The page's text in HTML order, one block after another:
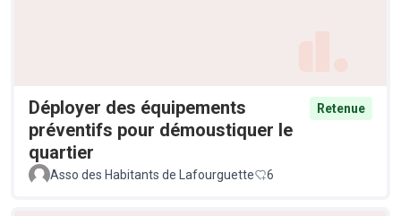
Déployer des équipements
préventifs pour démoustiquer le
quartier
Retenue
Asso des Habitants de Lafourguette 6